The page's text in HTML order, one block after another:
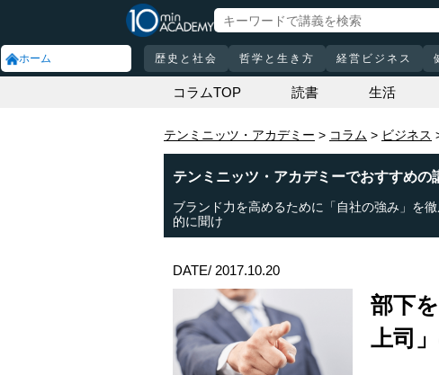
ホーム 歴史と社会 哲学と生き方 経営ビジネス
コラムTOP 読書 生活
テンミニッツ・アカデミー コラム ビジネス
テンミニッツ・アカデミーでおすすめの
ブランド力を高めるために「自社の強み」を
的に聞け
DATE/ 2017.10.20
部下
上司